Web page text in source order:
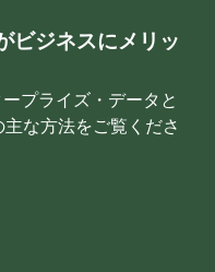
ジネスにメリッ
プライズ・データと
な方法をご覧くださ